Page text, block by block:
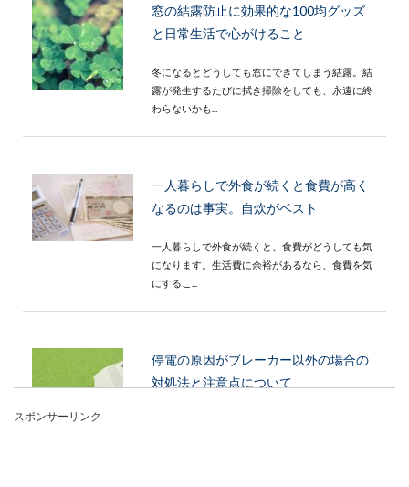
窓の結露防止に効果的な100均グッズ
と日常生活で心がけること
冬になるとどうしても窓にできてしまう結露。結
露が発生するたびに拭き掃除をしても、永遠に終
わらないかも...
一人暮らしで外食が続くと食費が高く
なるのは事実。自炊がベスト
一人暮らしで外食が続くと、食費がどうしても気
になります。生活費に余裕があるなら、食費を気
にするこ...
停電の原因がブレーカー以外の場合の
対処法と注意点について
スポンサーリンク